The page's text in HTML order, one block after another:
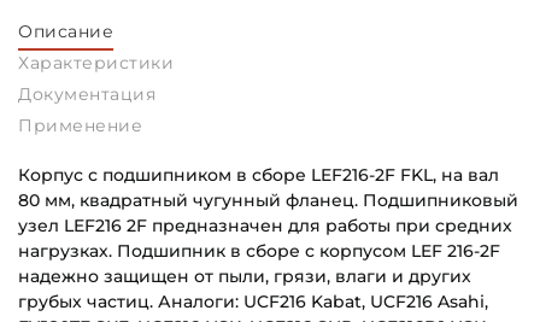
Описание
Характеристики
Применение
Документация
Корпус с подшипником в сборе LEF216-2F FKL, на вал
80 мм, квадратный чугунный фланец. Подшипниковый
узел LEF216 2F предназначен для работы при средних
нагрузках. Подшипник в сборе с корпусом LEF 216-2F
надежно защищен от пыли, грязи, влаги и других
грубых частиц. Аналоги: UCF216 Kabat, UCF216 Asahi,